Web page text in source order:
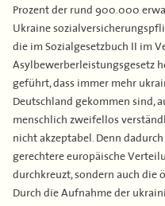
Prozent der rund 900.000
Ukraine
die im Sozialgesetzbuch II im
Asylbewerberleistungsgesetz
geführt, dass immer mehr
Deutschland gekommen sind,
menschlich zweifellos
nicht akzeptabel. Denn
gerechtere europäische
durchkreuzt, sondern auch die
Durch die Aufnahme der